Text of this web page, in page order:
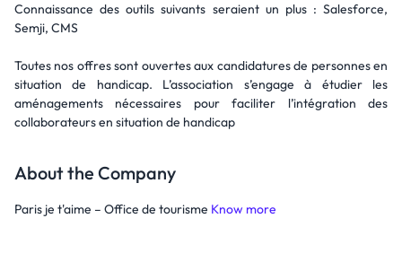
Connaissance des outils suivants seraient un plus : Salesforce,
Semji, CMS
Toutes nos offres sont ouvertes aux candidatures de personnes en
situation de handicap. L’association s’engage à étudier les
aménagements nécessaires pour faciliter l’intégration des
collaborateurs en situation de handicap
About the Company
Paris je t'aime – Office de tourisme Know more